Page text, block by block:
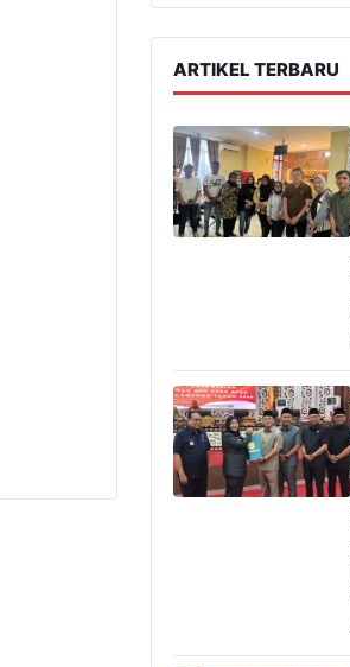
ARTIKEL TERBARU